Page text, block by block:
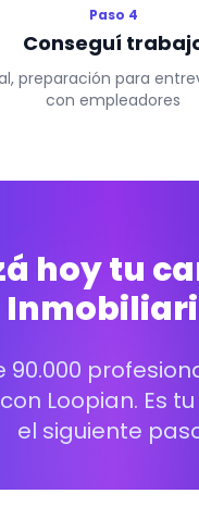
Paso 4
Conseguí
preparación para
con empleadores
hoy tu
90.000
Loopian. Es
el siguiente